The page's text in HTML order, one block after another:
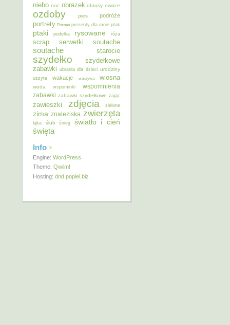
niebo noc obrazek obrusy owoce
ozdoby pies podróże
portrety Poznań prezenty dla mnie ptak
ptaki pudełka rysowane róża
scrap serwetki soutache
soutache starocie
szydełko
szydełkowe
zabawki ubrania dla dzieci urodziny
uszyte wakacje warzywa wiosna
woda wspominki
wspomnienia
zabawki zabawki szydełkowe zając
zawieszki zdjęcia zielone
zima znaleziska zwierzęta
łąka ślub śnieg światło i cień
święta
Info
Engine: WordPress
Theme: Qwilm!
Hosting: dnd.popiel.biz